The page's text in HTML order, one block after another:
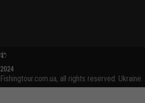
2024
Fishingtour.com.ua, all rights reserved. Ukraine.